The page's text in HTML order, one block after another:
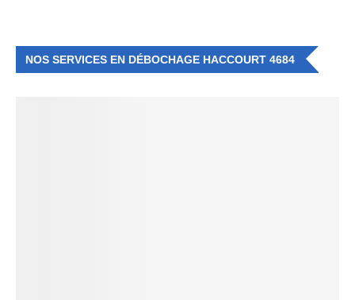
NOS SERVICES EN DÉBOCHAGE HACCOURT 4684